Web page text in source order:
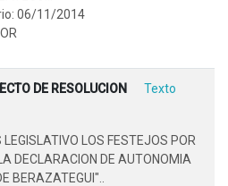
06/11/2014
DE RESOLUCION
Texto
LEGISLATIVO LOS FESTEJOS POR
DECLARACION DE AUTONOMIA
BERAZATEGUI"..